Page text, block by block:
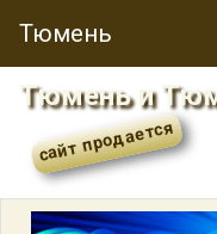
Тюмень
Тюмень и